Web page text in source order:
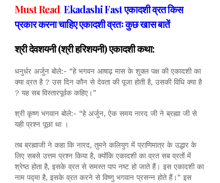
Must Read Ekadashi Fast एकादशी व्रत किस
प्रकार करना चाहिए एकादशी व्रतः कुछ खास बातें
श्री देवशयनी (श्री हरिशयनी) एकादशी कथा:
धनुर्धर अर्जुन बोले:- “हे भगवन आषाढ़ मास के शुक्ल पक्ष की एकादशी का
क्या व्रत है ? उस दिन कौन से देवता की पूजा होती है, उसकी विधि क्या है
? यह सब विस्तारपूर्वक कहिए।”
श्री कृष्ण भगवान बोले:- “हे अर्जुन, ऐक समय नारद जी ने ब्रह्मा जी से
यही प्रश्न पूछा था ।
तब ब्रह्माजी ने कहा कि नारद, तुमने कलियुग में प्राणिमात्र के उद्धार के
लिए सबसे उत्तम प्रश्न किया है, क्योंकि एकादशी का व्रत सब व्रतों में
श्रेष्ठ होता है, इसके व्रत से समस्त पाप नष्ट हो जाते हैं। इस एकादशी का
नाम पद्मा है, इसके व्रत करने से विष्णु भगवान प्रसन्न होते हैं।” इस